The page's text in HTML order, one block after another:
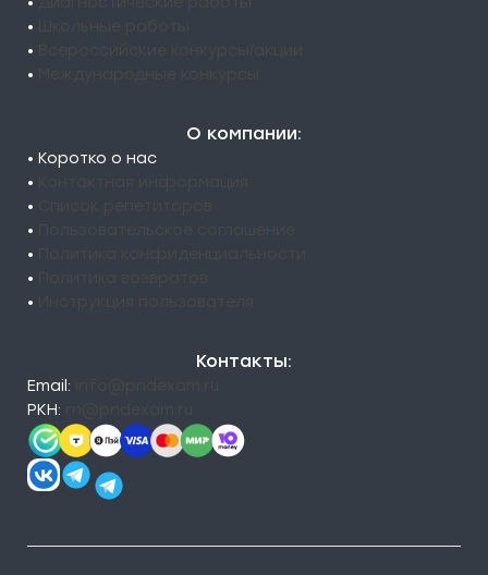
•
•
•
О компании:
• Коротко о нас
•
•
•
•
•
•
Контакты:
Email:
РКН: